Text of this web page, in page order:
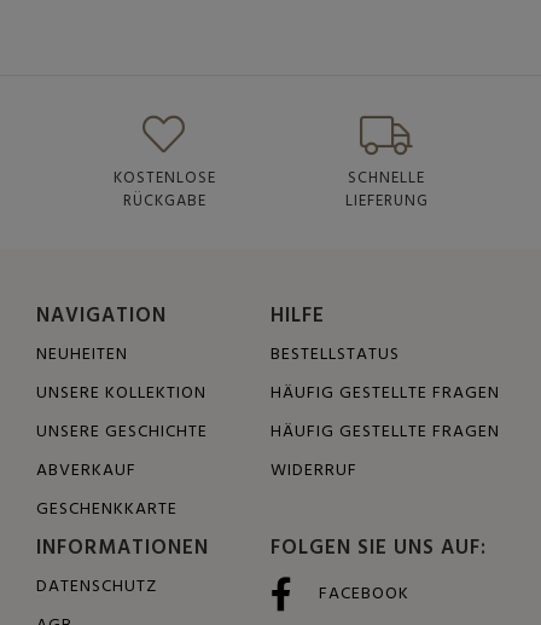
KOSTENLOSE
RÜCKGABE
SCHNELLE
LIEFERUNG
NAVIGATION
NEUHEITEN
UNSERE KOLLEKTION
UNSERE GESCHICHTE
ABVERKAUF
GESCHENKKARTE
HILFE
BESTELLSTATUS
HÄUFIG GESTELLTE FRAGEN
HÄUFIG GESTELLTE FRAGEN
WIDERRUF
INFORMATIONEN
DATENSCHUTZ
FOLGEN SIE UNS AUF:
FACEBOOK